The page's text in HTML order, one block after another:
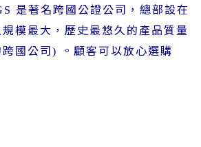
是著名跨國公證公司，總部設在
模最大，歷史最悠久的產品質量
國公司)
。顧客可以放心選購